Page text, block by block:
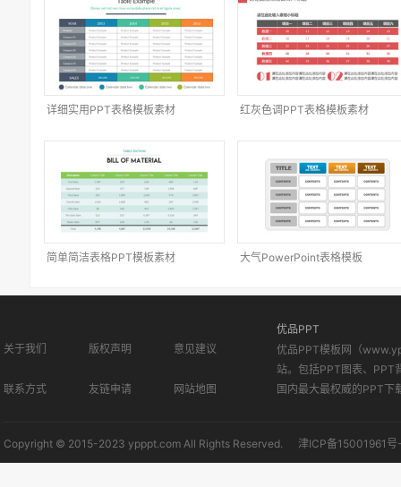
详细实用PPT表格模板素材 红灰色调PPT表格模板素材
简单简洁表格PPT模板素材 大气PowerPoint表格模板
关于我们 版权声明 意见建议
联系方式 友链申请 网站地图
优品PPT
优品PPT模板网（
站。包括PPT图表、PPT
国内最大最权威的PPT下
Copyright © 2015-2023 ypppt.com All Rights Reserved. 津ICP备15001961号